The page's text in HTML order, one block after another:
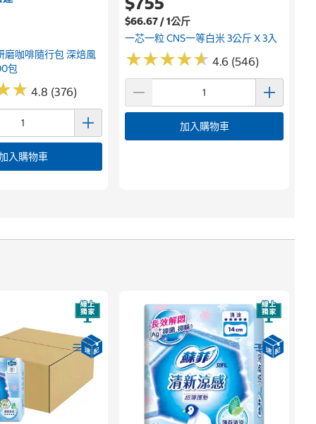
磨咖啡隨行包 深焙風
包
★
★ 4.8 (376)
入購物車
$66.67 / 1公斤
一芯一粒 CNS一等白米 3公斤 X 3入
★★★★★
★★★★★ 4.6 (546)
加入購物車